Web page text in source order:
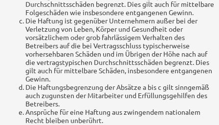
Durchschnittsschäden begrenzt. Dies gilt auch für mittelbare
Folgeschäden wie insbesondere entgangenen Gewinn.
Die Haftung ist gegenüber Unternehmern außer bei der
Verletzung von Leben, Körper und Gesundheit oder
vorsätzlichem oder grob fahrlässigem Verhalten des
Betreibers auf die bei Vertragsschluss typischerweise
vorhersehbaren Schäden und im Übrigen der Höhe nach auf
die vertragstypischen Durchschnittsschäden begrenzt. Dies
gilt auch für mittelbare Schäden, insbesondere entgangenen
Gewinn.
Die Haftungsbegrenzung der Absätze a bis c gilt sinngemäß
auch zugunsten der Mitarbeiter und Erfüllungsgehilfen des
Betreibers.
Ansprüche für eine Haftung aus zwingendem nationalem
Recht bleiben unberührt.